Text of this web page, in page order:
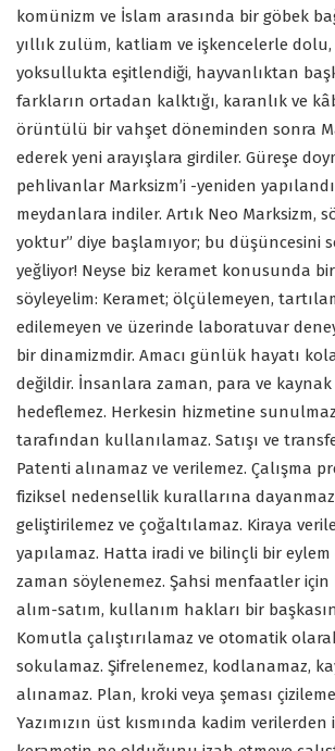
komünizm ve İslam arasında bir göbek
yıllık zulüm, katliam ve işkencelerle
yoksullukta eşitlendiği, hayvanlıktan
farkların ortadan kalktığı, karanlık ve
örüntülü bir vahşet döneminden sonra
ederek yeni arayışlara girdiler. Güreşe
pehlivanlar Marksizm’i -yeniden
meydanlara indiler. Artık Neo Marksizm,
yoktur” diye başlamıyor; bu düşüncesini
yeğliyor! Neyse biz keramet konusunda
söyleyelim: Keramet; ölçülemeyen,
edilemeyen ve üzerinde laboratuvar
bir dinamizmdir. Amacı günlük hayatı
değildir. İnsanlara zaman, para ve kaynak
hedeflemez. Herkesin hizmetine
tarafından kullanılamaz. Satışı ve
Patenti alınamaz ve verilemez. Çalışma
fiziksel nedensellik kurallarına
geliştirilemez ve çoğaltılamaz. Kiraya
yapılamaz. Hatta iradi ve bilinçli bir
zaman söylenemez. Şahsi menfaatler
alım-satım, kullanım hakları bir
Komutla çalıştırılamaz ve otomatik
sokulamaz. Şifrelenemez, kodlanamaz,
alınamaz. Plan, kroki veya şeması
Yazımızın üst kısmında kadim